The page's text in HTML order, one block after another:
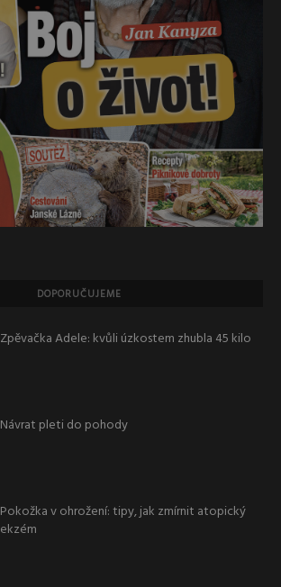
DOPORUČUJEME
Zpěvačka Adele: kvůli úzkostem zhubla 45 kilo
Návrat pleti do pohody
Pokožka v ohrožení: tipy, jak zmírnit atopický
ekzém